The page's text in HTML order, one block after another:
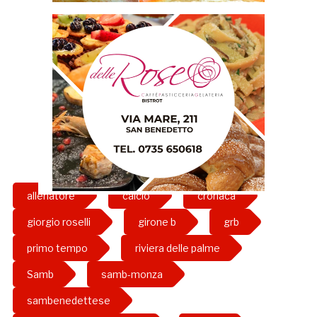
allenatore calcio cronaca
giorgio roselli girone b grb
primo tempo riviera delle palme
Samb samb-monza
sambenedettese